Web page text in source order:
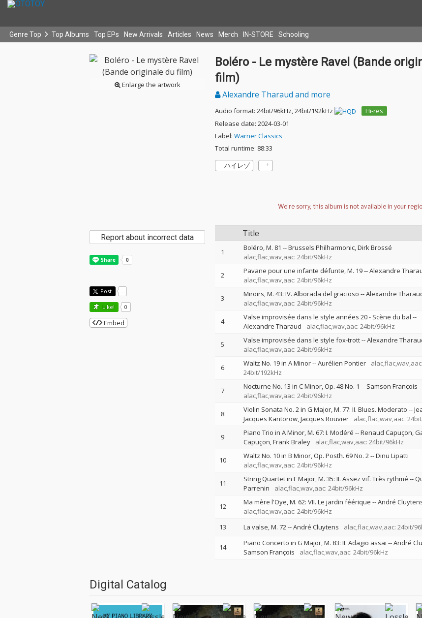
Genre Top Top Albums Top EPs New Arrivals Articles News Merch IN-STORE Schooling
Enlarge the artwork
Boléro - Le mystère Ravel (Bande
film)
Alexandre Tharaud and more
Audio format: 24bit/96kHz, 24bit/192kHz
Hi-res
Release date: 2024-03-01
Label: Warner Classics
Total runtime: 88:33
ハイレゾ
Title
1 Boléro, M. 81 --Brussels Philharmonic Dirk Brossé
alac,flac,wav,aac: 24bit/96kHz
2 Pavane pour une infante défunte, M. 19--Alexandre
alac,flac,wav,aac: 24bit/96kHz
3 Miroirs, M. 43: IV. Alborada del gracioso --Alexandre
alac,flac,wav,aac: 24bit/96kHz
4 Valse improvisée dans le style années 20 - Scène du bal --
Alexandre Tharaud
alac,flac,wav,aac: 24bit/96kHz
5 Valse improvisée dans le style fox-trott--Alexandre
alac,flac,wav,aac: 24bit/96kHz
6 Waltz No. 19 in A Minor--Aurélien Pontier
alac,flac,wav,aac:
24bit/192kHz
7 Nocturne No. 13 in C Minor, Op. 48 No. 1 -- Samson François
alac,flac,wav,aac: 24bit/96kHz
8 Violin Sonata No. 2 in G Major, M. 77: II. Blues. Moderato --
Jacques Kantorow Jacques Rouvier alac,flac,wav,aac:
9 Piano Trio in A Minor, M. 67: I. Modéré --Renaud Capuçon
Capuçon Frank Braley alac,flac,wav,aac: 24bit/96kHz
10 Waltz No. 10 in B Minor, Op. Posth. 69 No. 2--Dinu Lipatti
alac,flac,wav,aac: 24bit/96kHz
11 String Quartet in F Major, M. 35: II. Assez vif. Très rythmé --
Parrenin
alac,flac,wav,aac: 24bit/96kHz
12 Ma mère l'Oye, M. 62: VII. Le jardin féérique --André
alac,flac,wav,aac: 24bit/96kHz
13 La valse, M. 72--André Cluytens alac,flac,wav,aac: 24bit/
14 Piano Concerto in G Major, M. 83: II. Adagio assai --André
Samson François
alac,flac,wav,aac: 24bit/96kHz
Report about incorrect data
Post -
Like! 0
Embed
Digital Catalog